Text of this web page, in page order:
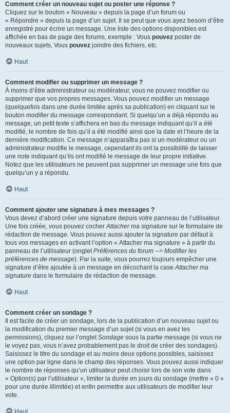
Comment créer un nouveau sujet ou poster une réponse ?
Cliquez sur le bouton « Nouveau » depuis la page d’un forum ou
« Répondre » depuis la page d’un sujet. Il se peut que vous ayez besoin d’être
enregistré pour écrire un message. Une liste des options disponibles est
affichée en bas de page des forums, exemple : Vous pouvez poster de
nouveaux sujets, Vous pouvez joindre des fichiers, etc.
Haut
Comment modifier ou supprimer un message ?
À moins d’être administrateur ou modérateur, vous ne pouvez modifier ou
supprimer que vos propres messages. Vous pouvez modifier un message
(quelquefois dans une durée limitée après sa publication) en cliquant sur le
bouton modifierdu message correspondant. Si quelqu’un a déjà répondu au
message, un petit texte s’affichera en bas du message indiquant qu’il a été
modifié, le nombre de fois qu’il a été modifié ainsi que la date et l’heure de la
dernière modification. Ce message n’apparaîtra pas si un modérateur ou un
administrateur modifie le message, cependant ils ont la possibilité de laisser
une note indiquant qu’ils ont modifié le message de leur propre initiative.
Notez que les utilisateurs ne peuvent pas supprimer un message une fois que
quelqu’un y a répondu.
Haut
Comment ajouter une signature à mes messages ?
Vous devez d’abord créer une signature depuis votre panneau de l’utilisateur.
Une fois créée, vous pouvez cocherAttacher ma signature sur le formulaire de
rédaction de message. Vous pouvez aussi ajouter la signature par défaut à
tous vos messages en activant l’option « Attacher ma signature » à partir du
panneau de l’utilisateur (ongletPréférences du forum --> Modifier les
préférences de message). Par la suite, vous pourrez toujours empêcher une
signature d’être ajoutée à un message en décochant la caseAttacher ma
signature dans le formulaire de rédaction de message.
Haut
Comment créer un sondage ?
Il est facile de créer un sondage, lors de la publication d’un nouveau sujet ou
la modification du premier message d’un sujet (si vous en avez les
permissions), cliquez sur l’ongletSondage sous la partie message (si vous ne
le voyez pas, vous n’avez probablement pas le droit de créer des sondages).
Saisissez le titre du sondage et au moins deux options possibles, saisissez
une option par ligne dans le champ des réponses. Vous pouvez aussi indiquer
le nombre de réponses qu’un utilisateur peut choisir lors de son vote dans
« Option(s) par l’utilisateur », limiter la durée en jours du sondage (mettre « 0 »
pour une durée illimitée) et enfin permettre aux utilisateurs de modifier leur
vote.
Haut